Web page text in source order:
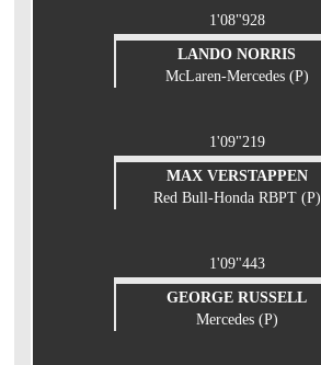
1'08"928
LANDO NORRIS
McLaren-Mercedes (P)
1'09"219
MAX VERSTAPPEN
Red Bull-Honda RBPT (P)
1'09"443
GEORGE RUSSELL
Mercedes (P)